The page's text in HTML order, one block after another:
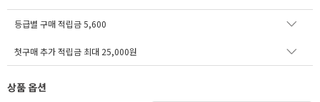
등급별 구매 적립금5,600
첫구매 추가 적립금 최대 25,000원
상품 옵션